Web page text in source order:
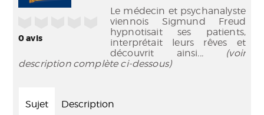
0avis
Le médecin et psychanalyste
viennois Sigmund Freud
hypnotisait ses patients,
interprétait leurs rêves et
découvrit ainsi... (voir
description complète ci-dessous)
Sujet Description